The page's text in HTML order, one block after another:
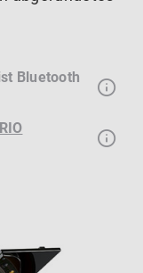
Bluetooth